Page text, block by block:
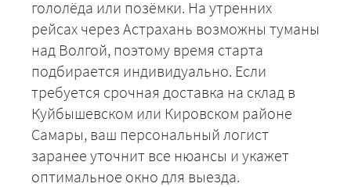
гололёда или позёмки. На утренних
рейсах через Астрахань возможны туманы
над Волгой, поэтому время старта
подбирается индивидуально. Если
требуется срочная доставка на склад в
Куйбышевском или Кировском районе
Самары, ваш персональный логист
заранее уточнит все нюансы и укажет
оптимальное окно для выезда.
ЗАКАЗАТЬ